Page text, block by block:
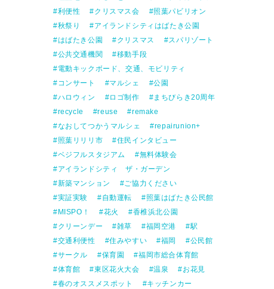
利便性
クリスマス会
照葉パビリオン
秋祭り
アイランドシティはばたき公園
はばたき公園
クリスマス
スパリゾート
公共交通機関
移動手段
電動キックボード、交通、モビリティ
コンサート
マルシェ
公園
ハロウィン
ロゴ制作
まちびらき20周年
recycle
reuse
remake
なおしてつかうマルシェ
repairunion+
照葉リリリ市
住民インタビュー
ベジフルスタジアム
無料体験会
アイランドシティ ザ・ガーデン
新築マンション
ご協力ください
実証実験
自動運転
照葉はばたき公民館
MISPO！
花火
香椎浜北公園
クリーンデー
雑草 福岡空港
駅
交通利便性
住みやすい 福岡
公民館
サークル
保育園
福岡市総合体育館
体育館
東区花火大会 温泉
お花見
春のオススメスポット
キッチンカー